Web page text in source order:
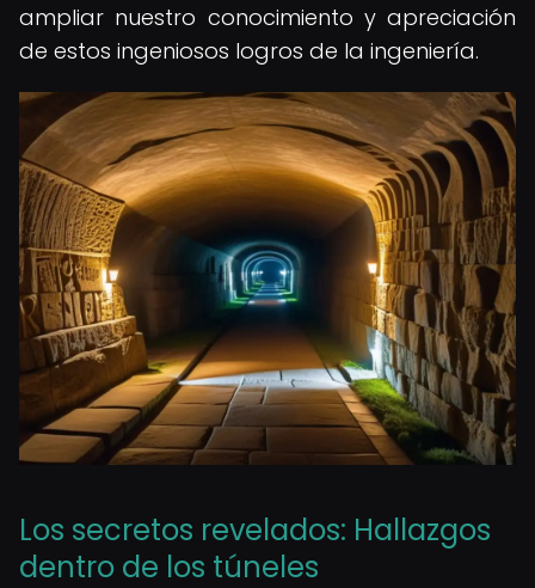
ampliar nuestro conocimiento y apreciación
de estos ingeniosos logros de la ingeniería.
Los secretos revelados: Hallazgos
dentro de los túneles